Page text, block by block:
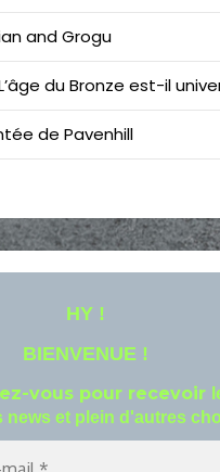
and Grogu
du Bronze est-il
de Pavenhill
HY !
BIENVENUE !
vous pour recevoir
news et plein d'autres